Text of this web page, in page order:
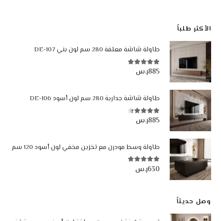
الأكثر طلباً
طاولة شاشة معلقة 280 سم لون بني DE-107
4.84من أصل 5 885ر.س
طاولة شاشة جدارية 280 سم لون أسود DE-106
4.35 من أصل 5 885ر.س
طاولة وسط مودرن مع تخزين مخفي لون أسود 120 سم
5.00 من أصل 5 630ر.س
وصل حديثاً